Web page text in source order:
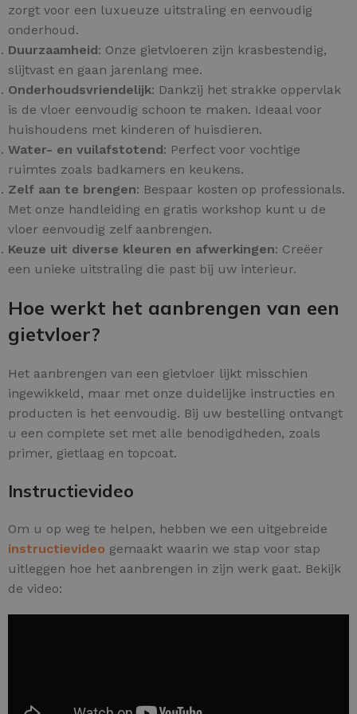
zorgt voor een luxueuze uitstraling en eenvoudig
onderhoud.
Duurzaamheid: Onze gietvloeren zijn krasbestendig,
slijtvast en gaan jarenlang mee.
Onderhoudsvriendelijk: Dankzij het strakke oppervlak
is de vloer eenvoudig schoon te maken. Ideaal voor
huishoudens met kinderen of huisdieren.
Water- en vuilafstotend: Perfect voor vochtige
ruimtes zoals badkamers en keukens.
Zelf aan te brengen: Bespaar kosten op professionals.
Met onze handleiding en gratis workshop kunt u de
vloer eenvoudig zelf aanbrengen.
Keuze uit diverse kleuren en afwerkingen: Creëer
een unieke uitstraling die past bij uw interieur.
Hoe werkt het aanbrengen van een
gietvloer?
Het aanbrengen van een gietvloer lijkt misschien
ingewikkeld, maar met onze duidelijke instructies en
producten is het eenvoudig. Bij uw bestelling ontvangt
u een complete set met alle benodigdheden, zoals
primer, gietlaag en topcoat.
Instructievideo
Om u op weg te helpen, hebben we een uitgebreide
instructievideo gemaakt waarin we stap voor stap
uitleggen hoe het aanbrengen in zijn werk gaat. Bekijk
de video: